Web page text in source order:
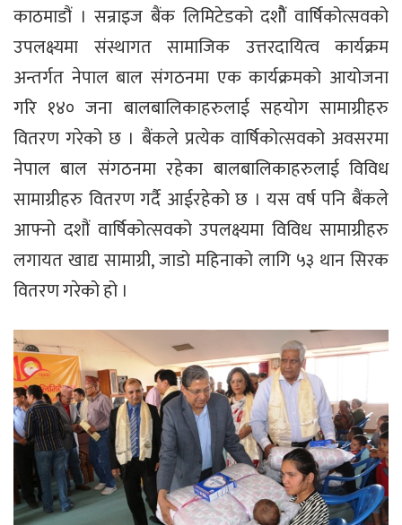
काठमाडौं । सन्राइज बैंक लिमिटेडको दशौैं वार्षिकोत्सवको
उपलक्ष्यमा संस्थागत सामाजिक उत्तरदायित्व कार्यक्रम
अन्तर्गत नेपाल बाल संगठनमा एक कार्यक्रमको आयोजना
गरि १४० जना बालबालिकाहरुलाई सहयोग सामाग्रीहरु
वितरण गरेको छ । बैंकले प्रत्येक वार्षिकोत्सवको अवसरमा
नेपाल बाल संगठनमा रहेका बालबालिकाहरुलाई विविध
सामाग्रीहरु वितरण गर्दै आईरहेको छ । यस वर्ष पनि बैंकले
आफ्नो दशौं वार्षिकोत्सवको उपलक्ष्यमा विविध सामाग्रीहरु
लगायत खाद्य सामाग्री, जाडो महिनाको लागि ५३ थान सिरक
वितरण गरेको हो ।